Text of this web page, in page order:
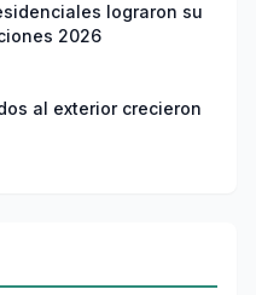
lograron su
2026
al exterior crecieron